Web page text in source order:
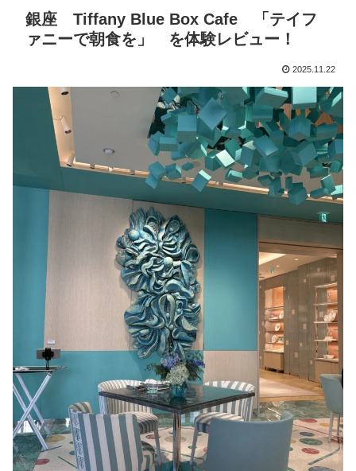
銀座 Tiffany Blue Box Cafe 「テイフ
ァニーで朝食を」 を体験レビュー！
2025.11.22